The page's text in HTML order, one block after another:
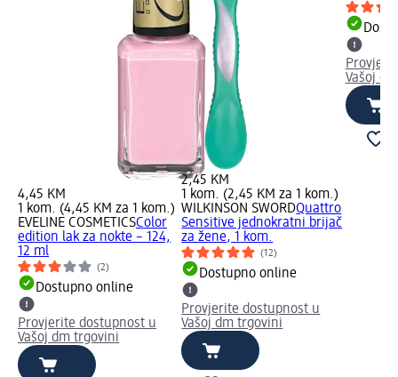
4,45 KM
1 kom. (4,45 KM za 1 kom.)
EVELINE COSMETICSColor
edition lak za nokte – 124,
12 ml
(2)
Dostupno online
Provjerite dostupnost u
Vašoj dm trgovini
2,45 KM
1 kom. (2,45 KM za 1 kom.)
WILKINSON SWORDQuattro
Sensitive jednokratni brijač
za žene, 1 kom.
(12)
Dostupno online
Provjerite dostupnost u
Vašoj dm trgovini
Vašoj